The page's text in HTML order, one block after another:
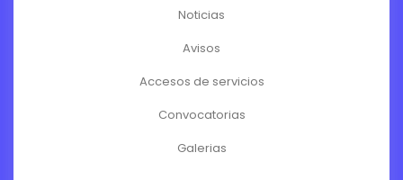
Noticias
Avisos
Accesos de servicios
Convocatorias
Galerias